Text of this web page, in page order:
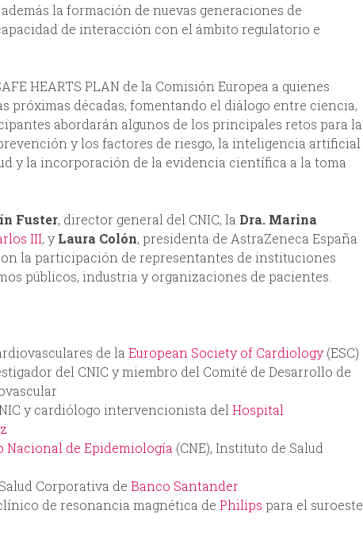
la formación de nuevas generaciones de
de interacción con el ámbito regulatorio e
HEARTS PLAN de la Comisión Europea a quienes
próximas décadas, fomentando el diálogo entre ciencia,
abordarán algunos de los principales retos para la
y los factores de riesgo, la inteligencia artificial
y la incorporación de la evidencia científica a la toma
Fuster, director general del CNIC, la Dra. Marina
III, y Laura Colón, presidenta de AstraZeneca España
la participación de representantes de instituciones
públicos, industria y organizaciones de pacientes.
de la European Society of Cardiology (ESC)
del CNIC y miembro del Comité de Desarrollo de
y cardiólogo intervencionista del Hospital
Nacional de Epidemiología (CNE), Instituto de Salud
Corporativa de Banco Santander
de resonancia magnética de Philips para el suroeste